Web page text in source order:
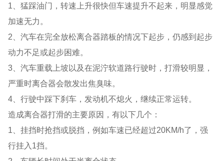
1、猛踩油门，转速上升很快但车速提升不起来，明显感觉
加速无力。
2、汽车在完全放松离合器踏板的情况下起步，仍感到起步
动力不足或起步困难。
3、汽车重载上坡以及在泥泞软道路行驶时，打滑较明显，
严重时离合器会散发出焦臭味。
4、行驶中踩下刹车，发动机不熄火，继续正常运转。
造成离合器打滑的主要原因，有以下几个：
1、挂挡时抢挡或脱挡，例如车速已经超过20KM/h了，强
行挂入1挡。